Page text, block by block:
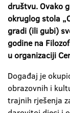
društvu. Ovako
okruglog stola
gradi (ili gubi)
godine na
u organizaciji
Događaj je
obrazovnih i
trajnih rješenja